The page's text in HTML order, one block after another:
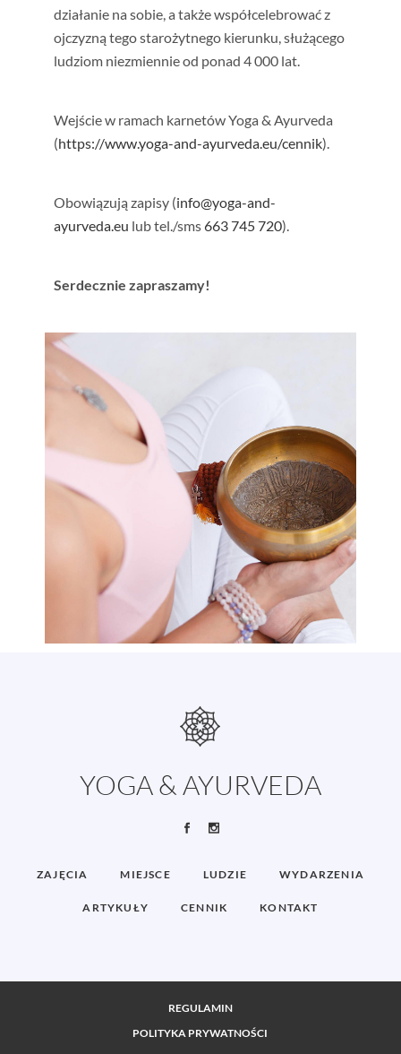
działanie na sobie, a także współcelebrować z
ojczyzną tego starożytnego kierunku, służącego
ludziom niezmiennie od ponad 4 000 lat.
Wejście w ramach karnetów Yoga & Ayurveda
(https://www.yoga-and-ayurveda.eu/cennik).
Obowiązują zapisy (info@yoga-and-
ayurveda.eu lub tel./sms663 745 720).
Serdecznie zapraszamy!
ZAJĘCIA MIEJSCE LUDZIE WYDARZENIA
YOGA & AYURVEDA
ARTYKUŁY CENNIK KONTAKT
REGULAMIN
POLITYKA PRYWATNOŚCI